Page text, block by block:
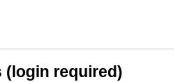
(login required)